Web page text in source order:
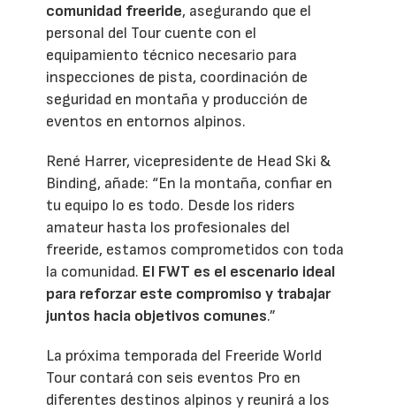
comunidad freeride, asegurando que el
personal del Tour cuente con el
equipamiento técnico necesario para
inspecciones de pista, coordinación de
seguridad en montaña y producción de
eventos en entornos alpinos.
René Harrer, vicepresidente de Head Ski &
Binding, añade: “En la montaña, confiar en
tu equipo lo es todo. Desde los riders
amateur hasta los profesionales del
freeride, estamos comprometidos con toda
la comunidad. El FWT es el escenario ideal
para reforzar este compromiso y trabajar
juntos hacia objetivos comunes.”
La próxima temporada del Freeride World
Tour contará con seis eventos Pro en
diferentes destinos alpinos y reunirá a los